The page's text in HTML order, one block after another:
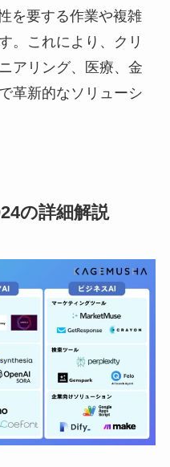
を要する作業や複雑
。これにより、クリ
アリング、医療、金
革新的なソリューシ
の詳細解説